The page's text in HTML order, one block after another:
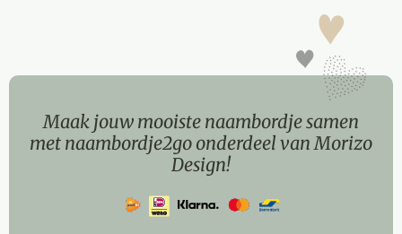
Maak jouw mooiste naambordje samen
met naambordje2go onderdeel van Morizo
Design!